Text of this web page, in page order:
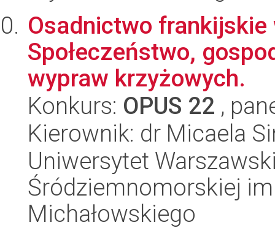
Osadnictwo
Społeczeństwo,
wypraw krzyżowych.
Konkurs: OPUS 22 ,
Kierownik: dr Micaela
Uniwersytet
Śródziemnomorskiej
Michałowskiego